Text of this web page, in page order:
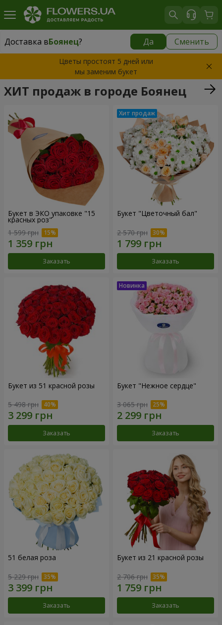
Доставка вБоянец? Да Сменить
Доставка вБоянец|
Цветы простоят 5 дней или
мы заменим букет
ХИТ продаж в городе Боянец
Букет в ЭКО упаковке "15
красных роз"
1 599 грн
Заказать
Букет "Цветочный бал"
2 570 грн
Заказать
Букет из 51 красной розы
5 498 грн
Заказать
Букет "Нежное сердце"
3 065 грн
Заказать
51 белая роза
5 229 грн
Заказать
Букет из 21 красной розы
2 706 грн
Заказать